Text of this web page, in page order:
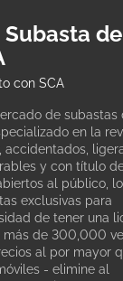
de
con SCA
de subastas
en la
accidentados,
y con título
al público,
exclusivas para
de tener una
más de 300,000
al por mayor
- elimine al